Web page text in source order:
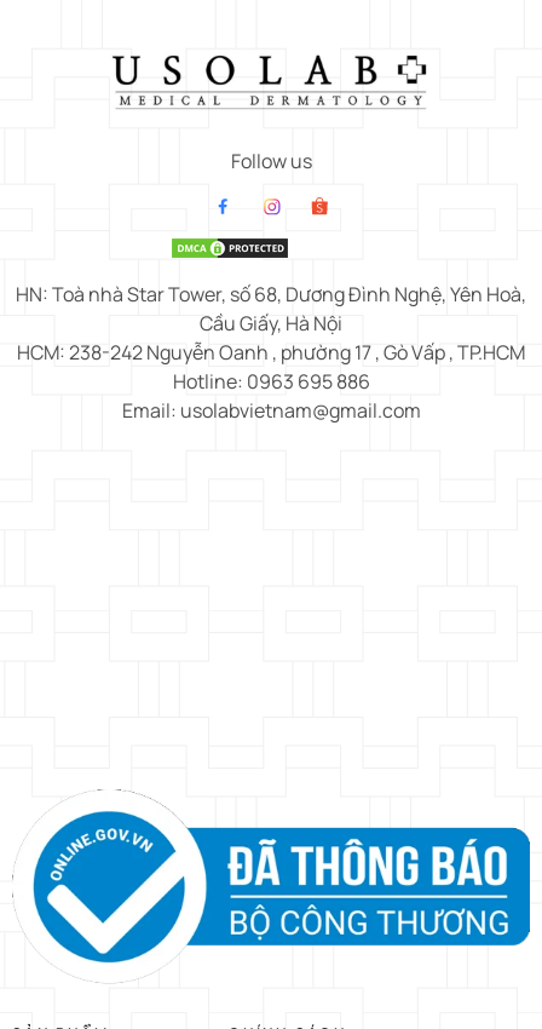
Follow us
HN: Toà nhà Star Tower, số 68, Dương Đình Nghệ, Yên Hoà,
Cầu Giấy, Hà Nội
HCM: 238-242 Nguyễn Oanh , phường 17 , Gò Vấp , TP.HCM
Hotline: 0963 695 886
Email: usolabvietnam@gmail.com